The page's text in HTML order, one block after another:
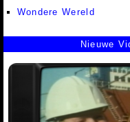
Wondere Wereld
Nieuwe